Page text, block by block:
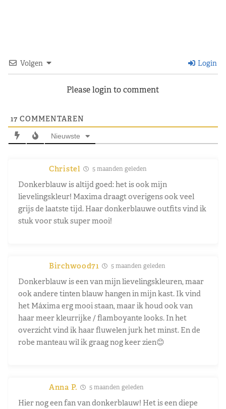
Volgen Login
Please login to comment
17 COMMENTAREN
Nieuwste
Christel 5 maanden geleden
Donkerblauw is altijd goed: het is ook mijn
lievelingskleur! Maxima draagt overigens ook veel
grijs de laatste tijd. Haar donkerblauwe outfits vind ik
stuk voor stuk super mooi!
Birchwood71 5 maanden geleden
Donkerblauw is een van mijn lievelingskleuren, maar
ook andere tinten blauw hangen in mijn kast. Ik vind
het Máxima erg mooi staan, maar ik houd ook van
haar meer kleurrijke / flamboyante looks. In het
overzicht vind ik haar fluwelen jurk het minst. En de
robe manteau wil ik graag nog keer zien😊
Anna P. 5 maanden geleden
Hier nog een fan van donkerblauw! Het is een diepe